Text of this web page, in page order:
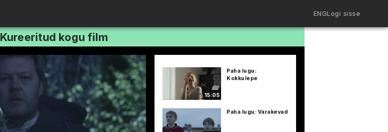
ENGLogi sisse
Kureeritud kogu film
15:05
Paha lugu:
Kokkulepe
Paha lugu: Varakevad